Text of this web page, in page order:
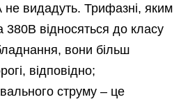
не видадуть. Трифазні, яким
380В відносяться до класу
вони більш
відповідно;
струму – це